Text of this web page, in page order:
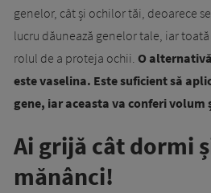
genelor, cât și ochilor tăi, deoarece
lucru dăunează genelor tale, iar
rolul de a proteja ochii. O
este vaselina. Este suficient să
gene, iar aceasta va conferi volum
Ai grijă cât dormi
mănânci!